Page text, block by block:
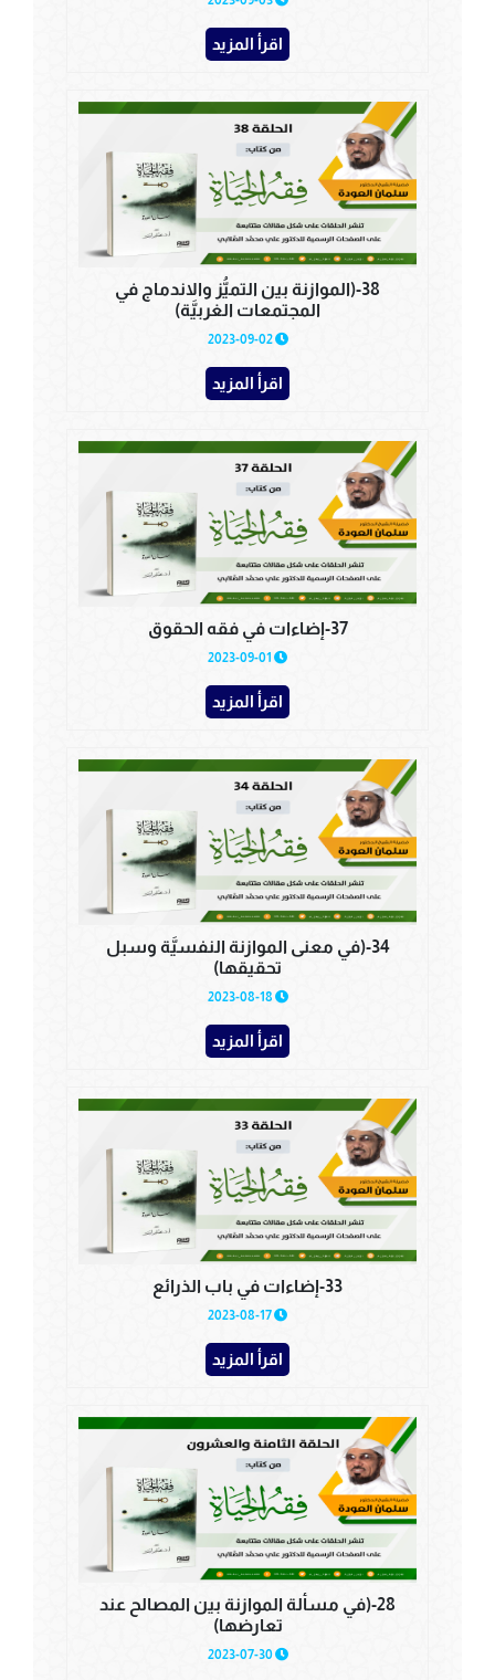
اقرأ المزيد
38-(الموازنة بين التميُّز والاندماج في
المجتمعات الغربيَّة)
2023-09-02
اقرأ المزيد
37-إضاءات في فقه الحقوق
اقرأ المزيد
34-(في معنى الموازنة النفسيَّة وسبل
تحقيقها)
اقرأ المزيد
33-إضاءات في باب الذرائع
اقرأ المزيد
28-(في مسألة الموازنة بين المصالح عند
تعارضها)
2023-07-30